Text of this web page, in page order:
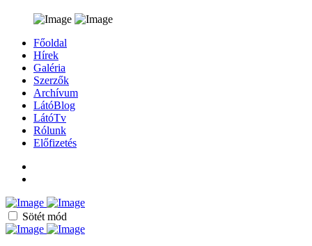
Főoldal
Hírek
Galéria
Szerzők
Archívum
LátóBlog
LátóTv
Rólunk
Előfizetés
Sötét mód